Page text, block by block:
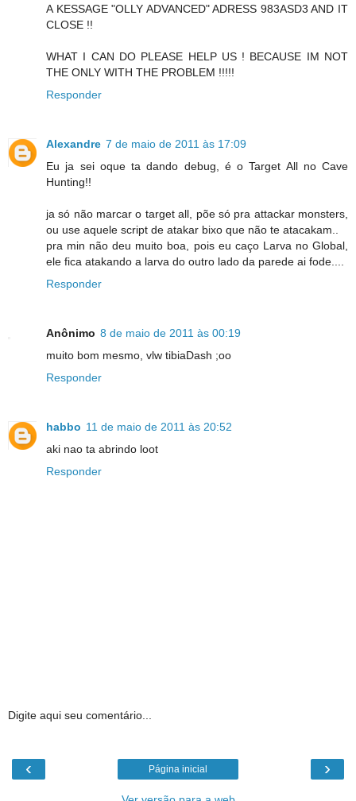
A KESSAGE "OLLY ADVANCED" ADRESS 983ASD3 AND IT
CLOSE !!
WHAT I CAN DO PLEASE HELP US ! BECAUSE IM NOT
THE ONLY WITH THE PROBLEM !!!!!
Responder
Alexandre 7 de maio de 2011 às 17:09
Eu ja sei oque ta dando debug, é o Target All no Cave
Hunting!!
ja só não marcar o target all, põe só pra attackar monsters,
ou use aquele script de atakar bixo que não te atacakam..
pra min não deu muito boa, pois eu caço Larva no Global,
ele fica atakando a larva do outro lado da parede ai fode....
Responder
Anônimo 8 de maio de 2011 às 00:19
muito bom mesmo, vlw tibiaDash ;oo
Responder
habbo 11 de maio de 2011 às 20:52
aki nao ta abrindo loot
Responder
Digite aqui seu comentário...
‹ ›
Página inicial